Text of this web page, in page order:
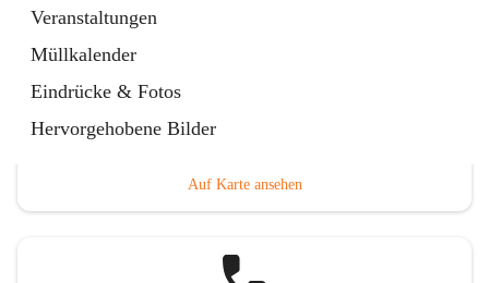
Veranstaltungen
Müllkalender
Eindrücke & Fotos
Hervorgehobene BilderHauptadresse
Auf Karte ansehen